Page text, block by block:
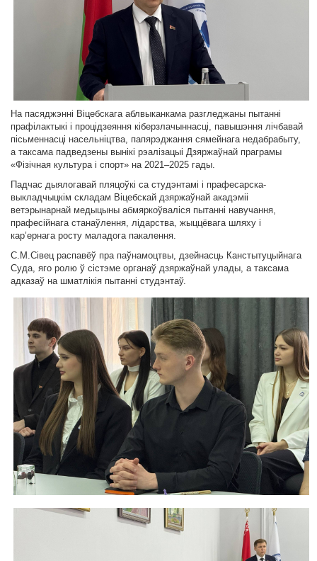
На пасяджэнні Віцебскага аблвыканкама разгледжаны пытанні
прафілактыкі і процідзеяння кіберзлачыннасці, павышэння лічбавай
пісьменнасці насельніцтва, папярэджання сямейнага недабрабыту,
а таксама падведзены вынікі рэалізацыі Дзяржаўнай праграмы
«Фізічная культура і спорт» на 2021–2025 гады.
Падчас дыялогавай пляцоўкі са студэнтамі і прафесарска-
выкладчыцкім складам Віцебскай дзяржаўнай акадэміі
ветэрынарнай медыцыны абмяркоўваліся пытанні навучання,
прафесійнага станаўлення, лідарства, жыццёвага шляху і
кар’ернага росту маладога пакалення.
С.М.Сівец распавёў пра паўнамоцтвы, дзейнасць Канстытуцыйнага
Суда, яго ролю ў сістэме органаў дзяржаўнай улады, а таксама
адказаў на шматлікія пытанні студэнтаў.